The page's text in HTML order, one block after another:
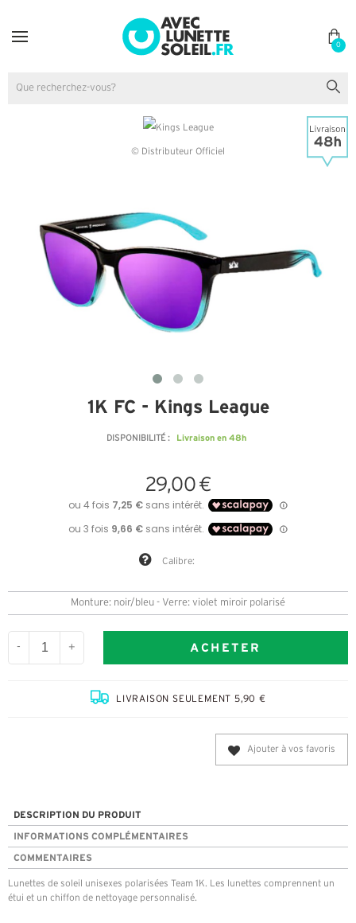
0
© Distributeur Officiel
1K FC - Kings League
DISPONIBILITÉ : Livraison en 48h
29,00 €
Calibre:
Monture: noir/bleu - Verre: violet miroir polarisé
- + ACHETER
LIVRAISON SEULEMENT 5,90 €
Ajouter à vos favoris
DESCRIPTION DU PRODUIT
INFORMATIONS COMPLÉMENTAIRES
COMMENTAIRES
Lunettes de soleil unisexes polarisées Team 1K. Les lunettes comprennent un
étui et un chiffon de nettoyage personnalisé.